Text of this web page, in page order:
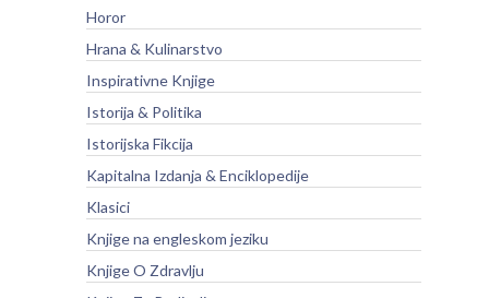
Horor
Hrana & Kulinarstvo
Inspirativne Knjige
Istorija & Politika
Istorijska Fikcija
Kapitalna Izdanja & Enciklopedije
Klasici
Knjige na engleskom jeziku
Knjige O Zdravlju